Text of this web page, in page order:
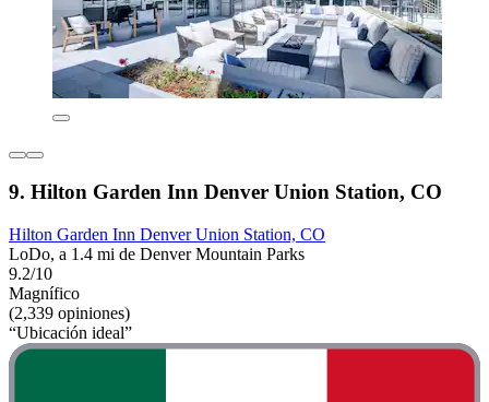
9. Hilton Garden Inn Denver Union Station, CO
Hilton Garden Inn Denver Union Station, CO
LoDo, a 1.4 mi de Denver Mountain Parks
9.2/10
Magnífico
(2,339 opiniones)
“Ubicación ideal”